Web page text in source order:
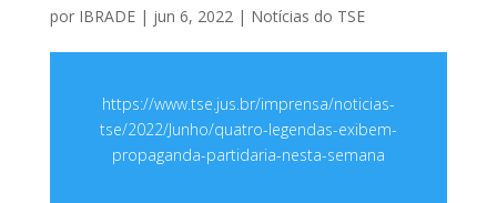
por IBRADE| jun 6, 2022| Notícias do TSE
https://www.tse.jus.br/imprensa/noticias-
tse/2022/Junho/quatro-legendas-exibem-
propaganda-partidaria-nesta-semana